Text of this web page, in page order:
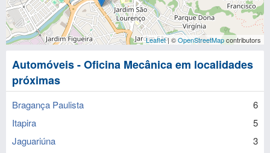
Leaflet| ©OpenStreetMapcontributors
Automóveis - Oficina Mecânica em localidades
próximas
Bragança Paulista
6
Itapira
5
Jaguariúna
3